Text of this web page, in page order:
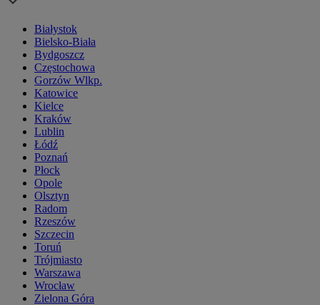
Białystok
Bielsko-Biała
Bydgoszcz
Częstochowa
Gorzów Wlkp.
Katowice
Kielce
Kraków
Lublin
Łódź
Poznań
Płock
Opole
Olsztyn
Radom
Rzeszów
Szczecin
Toruń
Trójmiasto
Warszawa
Wrocław
Zielona Góra